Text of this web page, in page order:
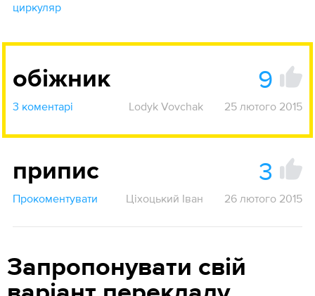
циркуляр
обіжник 9
3 коментарі Lodyk Vovchak 25 лютого 2015
припис 3
Прокоментувати Ціхоцький Іван 26 лютого 2015
Запропонувати свій